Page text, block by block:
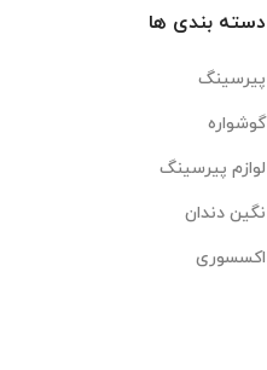
دسته بندی ها
پیرسینگ
گوشواره
لوازم پیرسینگ
نگین دندان
اکسسوری